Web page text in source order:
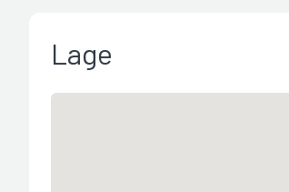
Lage